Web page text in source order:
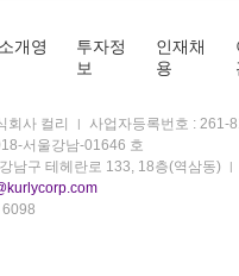
개영
투자정
보
인재채
용
회사 컬리 사업자등록번호 : 261-
서울강남-01646 호
남구 테헤란로 133, 18층(역삼동)